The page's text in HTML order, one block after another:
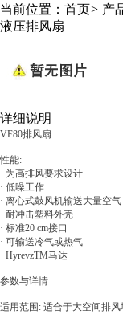
当前位置： 首页> 产
液压排风扇
详细说明
VF80排风扇
性能:
· 为高排风要求设计
· 低噪工作
· 离心式鼓风机输送大量空气
· 耐冲击塑料外壳
· 标准20 cm接口
· 可输送冷气或热气
· HyrevzTM马达
参数与详情
适用范围: 适合于大空间排风